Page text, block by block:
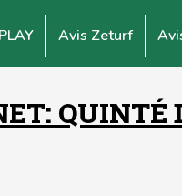
Avis Zeturf
QUINTÉ